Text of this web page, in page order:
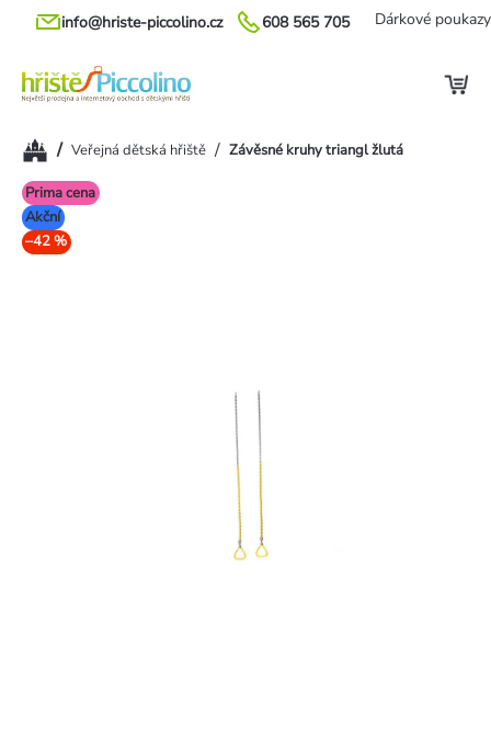
Přejít
608 565 705
info@hriste-piccolino.cz Dárkové poukazy
Domů/ Veřejná dětská hřiště / Závěsné kruhy triangl žlutá
Prima cena
Akční
–42 %